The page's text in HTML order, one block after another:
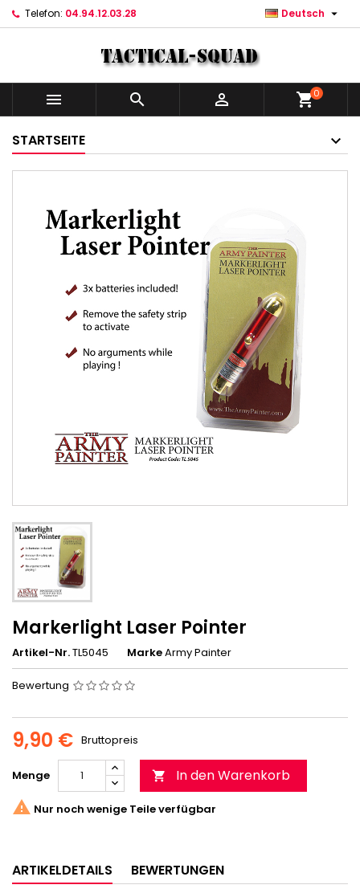
Telefon: 04.94.12.03.28 Deutsch 
   shopping_cart0
STARTSEITE
Markerlight Laser Pointer
Artikel-Nr.TL5045 MarkeArmy Painter
Bewertung
9,90 € Bruttopreis
Menge  In den Warenkorb
 Nur noch wenige Teile verfügbar
ARTIKELDETAILS BEWERTUNGEN